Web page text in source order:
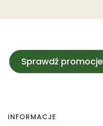
Sprawdź promocje
Linki w stopce
INFORMACJE